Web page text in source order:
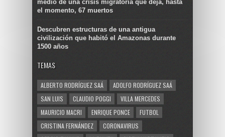
medio de una crisis migratoria que deja, hasta
el momento, 67 muertos
Descubren estructuras de una antigua
civilización que habitó el Amazonas durante
1500 años
TEMAS
ALBERTO RODRÍGUEZ SAÁ
ADOLFO RODRÍGUEZ SAÁ
SAN LUIS
CLAUDIO POGGI
VILLA MERCEDES
MAURICIO MACRI
ENRIQUE PONCE
FUTBOL
CRISTINA FERNÁNDEZ
CORONAVIRUS